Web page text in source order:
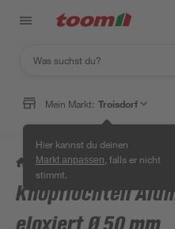
Mein Markt: Troisdorf
Hier kannst du deinen
Markt anpassen , falls er nicht
stimmt.
/ Werkstatt & Maschinen /
Knopflochteil